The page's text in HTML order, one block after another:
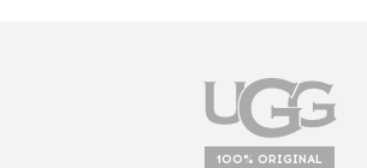
100% ORIGINAL